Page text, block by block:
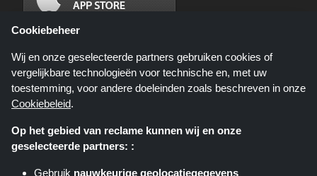
Shoppingspout.nl is een website die u deals, kortingen en kortingscodes
Cookiebeheer
Wij en onze geselecteerde partners gebruiken cookies of
vergelijkbare technologieën voor technische en, met uw
toestemming, voor andere doeleinden zoals beschreven in onze
Cookiebeleid.
Op het gebied van reclame kunnen wij en onze
geselecteerde partners: :
Gebruik nauwkeurige geolocatiegegevens